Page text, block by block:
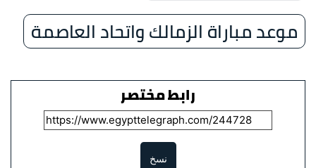
موعد مباراة الزمالك واتحاد العاصمة
رابط مختصر
نسخ